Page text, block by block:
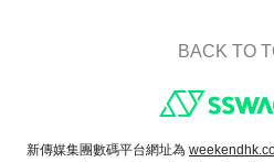
BACK TO
新傳媒集團數碼平台網址為